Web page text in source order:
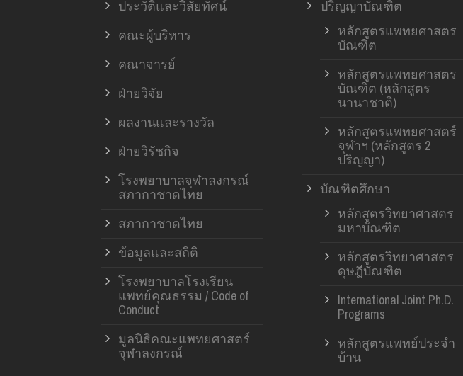
ประวัติและวิสัยทัศน์
คณะผู้บริหาร
คณาจารย์
ฝ่ายวิจัย
ผลงานและรางวัล
ฝ่ายวิรัชกิจ
โรงพยาบาลจุฬาลงกรณ์
สภากาชาดไทย
สภากาชาดไทย
ข้อมูลและสถิติ
โรงพยาบาลโรงเรียน
แพทย์คุณธรรม / Code of
Conduct
มูลนิธิคณะแพทยศาสตร์
จุฬาลงกรณ์
ปริญญาบัณฑิต
หลักสูตรแพทยศาสตร
บัณฑิต
หลักสูตรแพทยศาสตร
บัณฑิต (หลักสูตร
นานาชาติ)
หลักสูตรแพทยศาสตร์
จุฬาฯ (หลักสูตร 2
ปริญญา)
บัณฑิตศึกษา
หลักสูตรวิทยาศาสตร
มหาบัณฑิต
หลักสูตรวิทยาศาสตร
ดุษฎีบัณฑิต
International Joint Ph.D.
Programs
หลักสูตรแพทย์ประจำ
บ้าน